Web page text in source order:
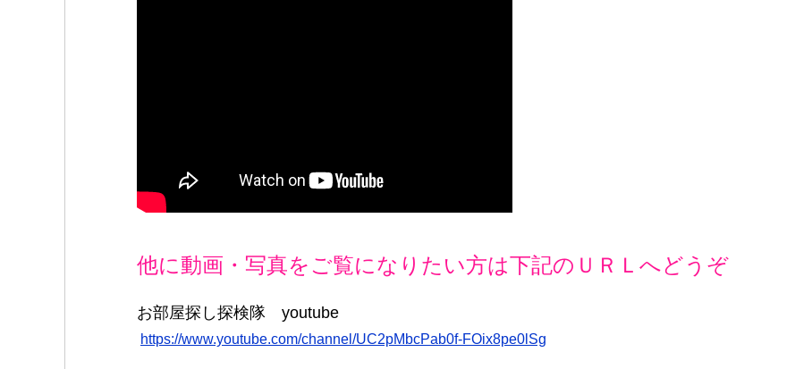
他に動画・写真をご覧になりたい方は下記のＵＲＬへどうぞ
お部屋探し探検隊 youtube
https://www.youtube.com/channel/UC2pMbcPab0f-FOix8pe0lSg